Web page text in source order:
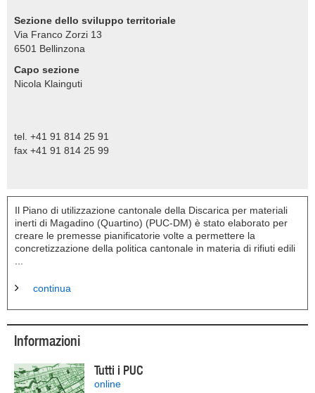
Sezione dello sviluppo territoriale
Via Franco Zorzi 13
6501 Bellinzona
Capo sezione
Nicola Klainguti
tel. +41 91 814 25 91
fax +41 91 814 25 99
Il Piano di utilizzazione cantonale della Discarica per materiali
inerti di Magadino (Quartino) (PUC-DM) è stato elaborato per
creare le premesse pianificatorie volte a permettere la
concretizzazione della politica cantonale in materia di rifiuti edili
continua
Informazioni
Tutti i PUC
online